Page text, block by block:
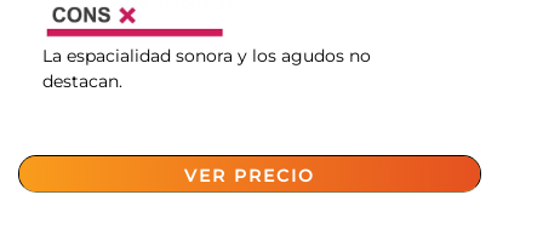
La espacialidad sonora y los agudos no
destacan.
VER PRECIO